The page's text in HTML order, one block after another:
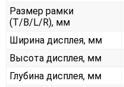
Размер рамки
(T/B/L/R), мм
Ширина дисплея, мм
Высота дисплея, мм
Глубина дисплея, мм